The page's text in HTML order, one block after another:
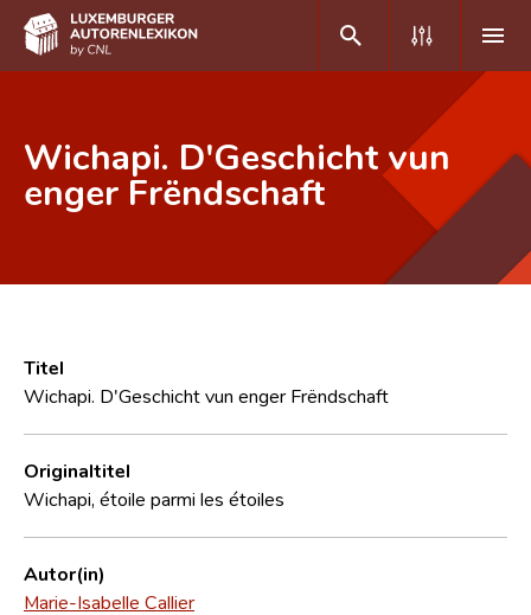
DE
Home
Häufige Fragen und Antworten
CNL
Forschungsgruppe
Kontakt
Wichapi. D'Geschicht vun
enger Frëndschaft
Titel
Wichapi. D'Geschicht vun enger Frëndschaft
Originaltitel
Wichapi, étoile parmi les étoiles
Autor(in)
Marie-Isabelle Callier